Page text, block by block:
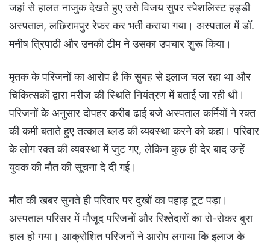
जहां से हालत नाजुक देखते हुए उसे विजय सुपर स्पेशलिस्ट हड्डी
अस्पताल, लछिरामपुर रेफर कर भर्ती कराया गया। अस्पताल में डॉ.
मनीष त्रिपाठी और उनकी टीम ने उसका उपचार शुरू किया।
मृतक के परिजनों का आरोप है कि सुबह से इलाज चल रहा था और
चिकित्सकों द्वारा मरीज की स्थिति नियंत्रण में बताई जा रही थी।
परिजनों के अनुसार दोपहर करीब ढाई बजे अस्पताल कर्मियों ने रक्त
की कमी बताते हुए तत्काल ब्लड की व्यवस्था करने को कहा। परिवार
के लोग रक्त की व्यवस्था में जुट गए, लेकिन कुछ ही देर बाद उन्हें
युवक की मौत की सूचना दे दी गई।
मौत की खबर सुनते ही परिवार पर दुखों का पहाड़ टूट पड़ा।
अस्पताल परिसर में मौजूद परिजनों और रिश्तेदारों का रो-रोकर बुरा
हाल हो गया। आक्रोशित परिजनों ने आरोप लगाया कि इलाज के